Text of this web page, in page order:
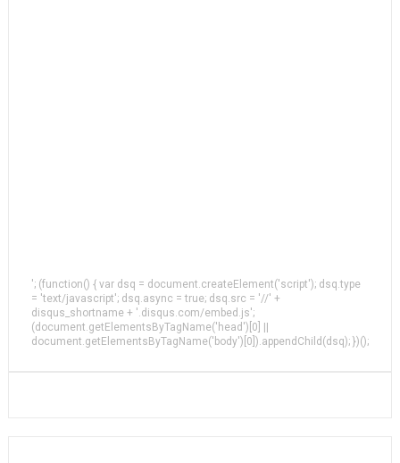
'; (function() { var dsq = document.createElement('script'); dsq.type
= 'text/javascript'; dsq.async = true; dsq.src = '//' +
disqus_shortname + '.disqus.com/embed.js';
(document.getElementsByTagName('head')[0] ||
document.getElementsByTagName('body')[0]).appendChild(dsq); })();